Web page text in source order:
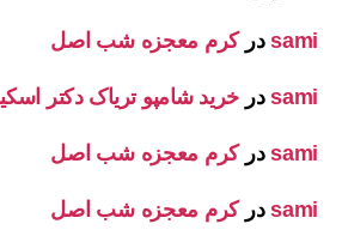
samiدرکرم معجزه شب اصل
samiدر خرید شامپو تریاک دکتر
samiدرکرم معجزه شب اصل
samiدرکرم معجزه شب اصل